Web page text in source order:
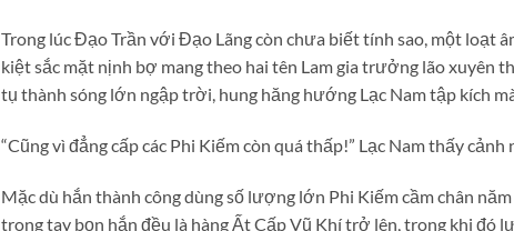
Trong lúc Đạo Trần với Đạo Lãng còn chưa biết tính sao, một loạt
kiệt sắc mặt nịnh bợ mang theo hai tên Lam gia trưởng lão xuyên
tụ thành sóng lớn ngập trời, hung hăng hướng Lạc Nam tập kích
“Cũng vì đẳng cấp các Phi Kiếm còn quá thấp!” Lạc Nam thấy cảnh
Mặc dù hắn thành công dùng số lượng lớn Phi Kiếm cầm chân
trong tay bọn hắn đều là hàng Ất Cấp Vũ Khí trở lên, trong khi đó